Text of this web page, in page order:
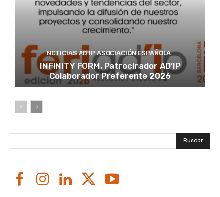
NOTICIAS AD'IP ASOCIACIÓN ESPAÑOLA
INFINITY FORM, Patrocinador AD’IP
Colaborador Preferente 2026
Buscar